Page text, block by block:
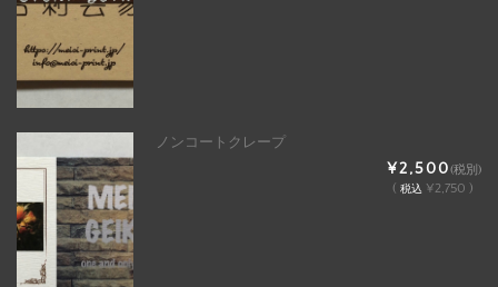
ノンコートクレープ
¥2,500(税別)
( 税込 ¥2,750 )